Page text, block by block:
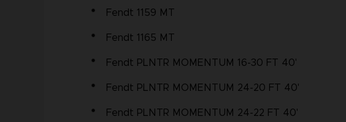
Fendt 1159 MT
Fendt 1165 MT
Fendt PLNTR MOMENTUM 16-30 FT 40'
Fendt PLNTR MOMENTUM 24-20 FT 40'
Fendt PLNTR MOMENTUM 24-22 FT 40'